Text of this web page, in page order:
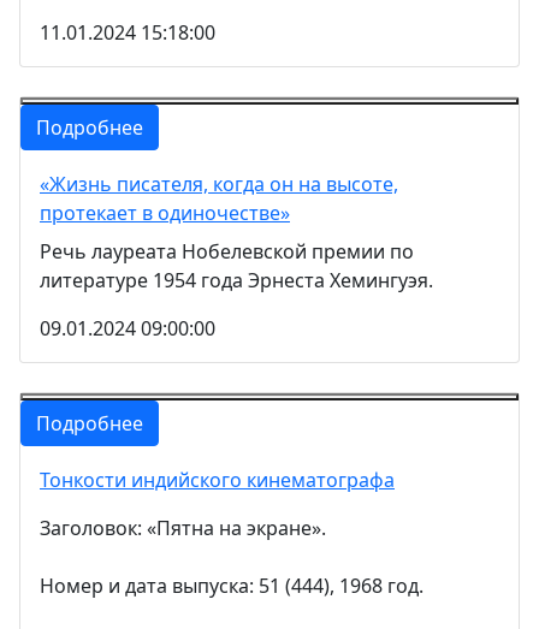
11.01.2024 15:18:00
Подробнее
«Жизнь писателя, когда он на высоте,
протекает в одиночестве»
Речь лауреата Нобелевской премии по
литературе 1954 года Эрнеста Хемингуэя.
09.01.2024 09:00:00
Подробнее
Тонкости индийского кинематографа
Заголовок: «Пятна на экране».
Номер и дата выпуска: 51 (444), 1968 год.